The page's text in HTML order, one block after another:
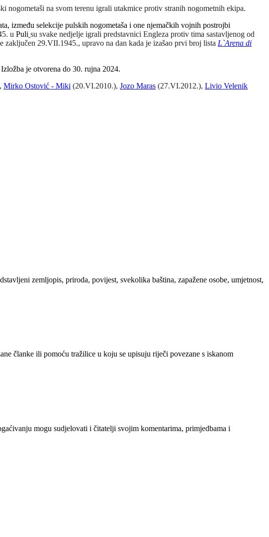
na svom terenu igrali utakmice protiv stranih nogometnih ekipa.
između selekcije pulskih nogometaša i one njemačkih vojnih postrojbi
u Puli su svake nedjelje igrali predstavnici Engleza protiv tima sastavljenog od
29.VII.1945., upravo na dan kada je izašao prvi broj lista L`Arena di
Izložba je otvorena do 30. rujna 2024.
Mirko Ostović - Miki (20.VI.2010.), Jozo Maras (27.VI.2012.), Livio Velenik
zemljopis, priroda, povijest, svekolika baština, zapažene osobe, umjetnost,
članke ili pomoću tražilice u koju se upisuju riječi povezane s iskanom
mogu sudjelovati i čitatelji svojim komentarima, primjedbama i